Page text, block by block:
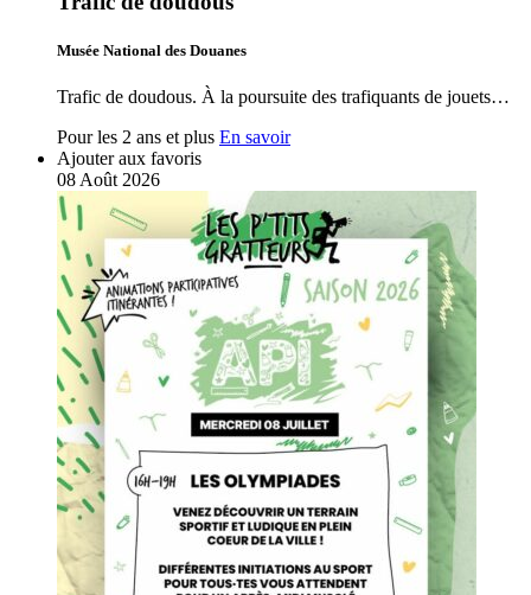
Musée National des Douanes
Trafic de doudous. À la poursuite des trafiquants de jouets…
Pour les 2 ans et plus En savoir
Ajouter aux favoris
08 Août 2026